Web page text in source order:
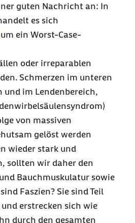
guten Nachricht an: In
es sich
um ein Worst-Case-
oder irreparablen
Schmerzen im unteren
und im Lendenbereich,
von massiven
gelöst werden
wieder stark und
sollten wir daher den
Bauchmuskulatur sowie
Faszien? Sie sind Teil
erstrecken sich wie
durch den gesamten